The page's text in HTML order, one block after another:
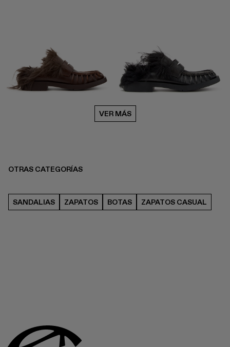
VER MÁS
OTRAS CATEGORÍAS
SANDALIAS ZAPATOS BOTAS ZAPATOS CASUAL